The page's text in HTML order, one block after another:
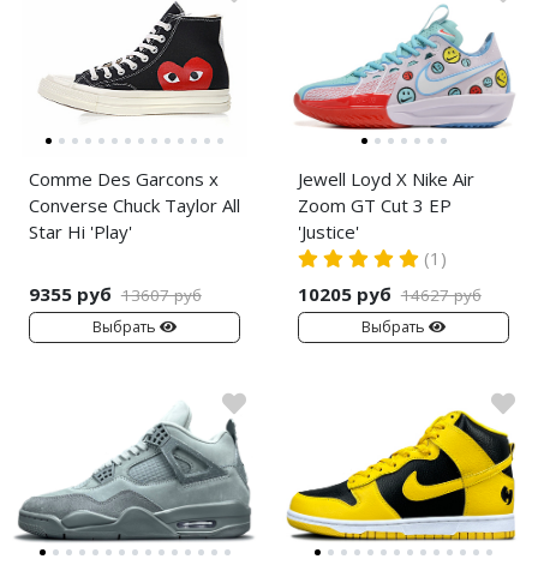
Comme Des Garcons x
Converse Chuck Taylor All
Star Hi 'Play'
9355 руб 13607 руб
Выбрать
Jewell Loyd X Nike Air
Zoom GT Cut 3 EP
'Justice'
(1)
10205 руб 14627 руб
Выбрать